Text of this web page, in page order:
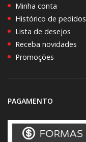
Minha conta
Histórico de pedidos
Lista de desejos
Receba novidades
Promoções
PAGAMENTO